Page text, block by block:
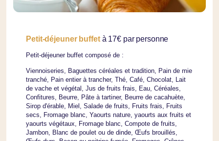
Petit-déjeuner buffetà 17€ par personne
Petit-déjeuner buffet composé de :
Viennoiseries, Baguettes céréales et tradition, Pain de mie
tranché, Pain entier à trancher, Thé, Café, Chocolat, Lait
de vache et végétal, Jus de fruits frais, Eau, Céréales,
Confitures, Beurre, Pâte à tartiner, Beurre de cacahuète,
Sirop d'érable, Miel, Salade de fruits, Fruits frais, Fruits
secs, Fromage blanc, Yaourts nature, yaourts aux fruits et
yaourts végétaux, Fromage blanc, Compote de fruits,
Jambon, Blanc de poulet ou de dinde, Œufs brouillés,